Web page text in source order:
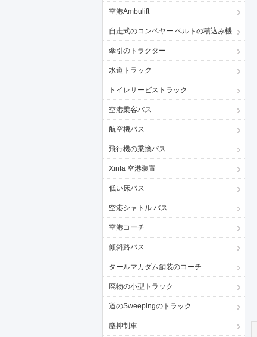
空港Ambulift
自走式のコンベヤー ベルトの積込み機
牽引のトラクター
水道トラック
トイレサービストラック
空港乗客バス
航空機バス
飛行機の乗換バス
Xinfa 空港装置
低い床バス
空港シャトル バス
空港コーチ
傾斜路バス
タールマカダム舗装のコーチ
廃物の小型トラック
道のSweepingのトラック
塵抑制車